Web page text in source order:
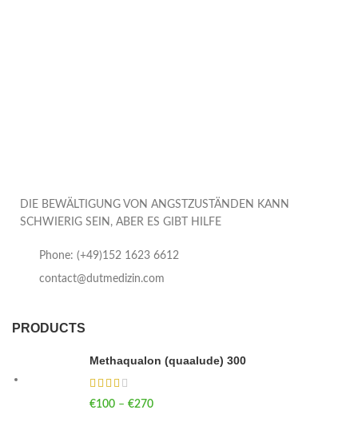
DIE BEWÄLTIGUNG VON ANGSTZUSTÄNDEN KANN
SCHWIERIG SEIN, ABER ES GIBT HILFE
Phone: (+49)152 1623 6612
contact@dutmedizin.com
PRODUCTS
Methaqualon (quaalude) 300
€100 – €270